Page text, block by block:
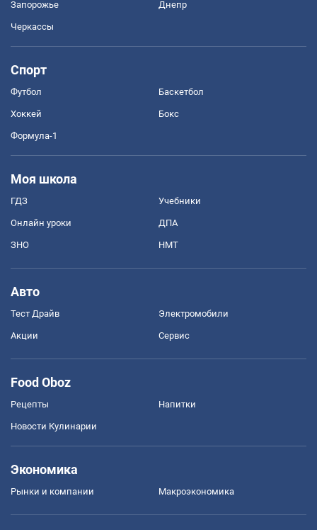
Запорожье Днепр
Черкассы
Спорт
Футбол Баскетбол
Хоккей Бокс
Формула-1
Моя школа
ГДЗ Учебники
Онлайн уроки ДПА
ЗНО НМТ
Авто
Тест Драйв Электромобили
Акции Сервис
Food Oboz
Рецепты Напитки
Новости Кулинарии
Экономика
Рынки и компании Mакроэкономика